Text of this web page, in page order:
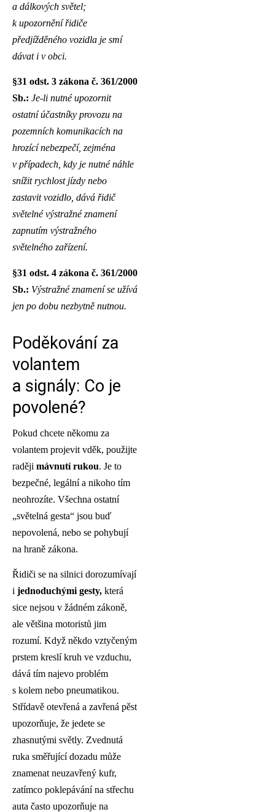
a dálkových světel;
k upozornění řidiče
předjížděného vozidla je smí
dávat i v obci.
§31 odst. 3 zákona č. 361/2000
Sb.: Je-li nutné upozornit
ostatní účastníky provozu na
pozemních komunikacích na
hrozící nebezpečí, zejména
v případech, kdy je nutné náhle
snížit rychlost jízdy nebo
zastavit vozidlo, dává řidič
světelné výstražné znamení
zapnutím výstražného
světelného zařízení.
§31 odst. 4 zákona č. 361/2000
Sb.: Výstražné znamení se užívá
jen po dobu nezbytně nutnou.
Poděkování za
volantem
a signály: Co je
povolené?
Pokud chcete někomu za
volantem projevit vděk, použijte
raději mávnutí rukou. Je to
bezpečné, legální a nikoho tím
neohrozíte. Všechna ostatní
„světelná gesta“ jsou buď
nepovolená, nebo se pohybují
na hraně zákona.
Řidiči se na silnici dorozumívají
i jednoduchými gesty, která
sice nejsou v žádném zákoně,
ale většina motoristů jim
rozumí. Když někdo vztyčeným
prstem kreslí kruh ve vzduchu,
dává tím najevo problém
s kolem nebo pneumatikou.
Střídavě otevřená a zavřená pěst
upozorňuje, že jedete se
zhasnutými světly. Zvednutá
ruka směřující dozadu může
znamenat neuzavřený kufr,
zatímco poklepávání na střechu
auta často upozorňuje na